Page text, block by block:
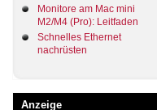
Monitore am Mac mini
M2/M4 (Pro): Leitfaden
Schnelles Ethernet
nachrüsten
Anzeige